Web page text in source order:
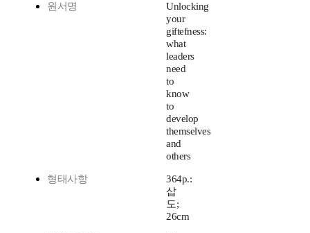
원서명
Unlocking
your
giftefness:
what
leaders
need
to
know
to
develop
themselves
and
others
형태사항
364p.:
삽
도;
26cm